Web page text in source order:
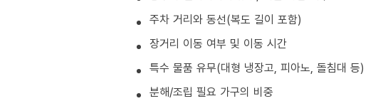
주차 거리와 동선(복도 길이 포함)
장거리 이동 여부 및 이동 시간
특수 물품 유무(대형 냉장고, 피아노, 돌침대 등)
분해/조립 필요 가구의 비중